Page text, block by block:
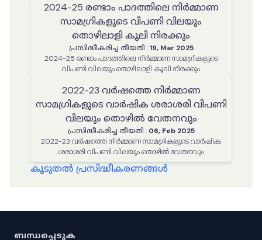
2024-25 രണ്ടാം പാദത്തിലെ നിർമ്മാണ
സാമഗ്രികളുടെ വിപണി വിലയും
തൊഴിലാളി കൂലി നിരക്കും
പ്രസിദ്ധീകരിച്ച തീയതി : 19, Mar 2025
2024-25 രണ്ടാം പാദത്തിലെ നിർമ്മാണ സാമഗ്രികളുടെ
വിപണി വിലയും തൊഴിലാളി കൂലി നിരക്കും
2022-23 വർഷത്തെ നിർമ്മാണ
സാമഗ്രികളുടെ വാർഷിക ശരാശരി വിപണി
വിലയും തൊഴിൽ വേതനവും
പ്രസിദ്ധീകരിച്ച തീയതി : 06, Feb 2025
2022-23 വർഷത്തെ നിർമ്മാണ സാമഗ്രികളുടെ വാർഷിക
ശരാശരി വിപണി വിലയും തൊഴിൽ വേതനവും
കൂടുതൽ പ്രസിദ്ധീകരണങ്ങൾ
ബന്ധപ്പെടുക